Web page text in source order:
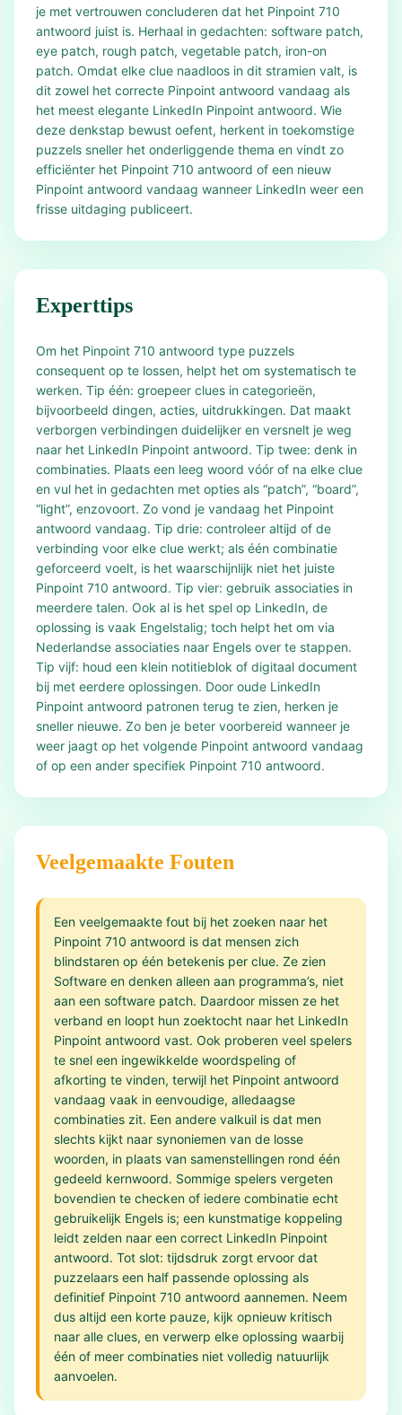
je met vertrouwen concluderen dat het Pinpoint 710
antwoord juist is. Herhaal in gedachten: software patch,
eye patch, rough patch, vegetable patch, iron-on
patch. Omdat elke clue naadloos in dit stramien valt, is
dit zowel het correcte Pinpoint antwoord vandaag als
het meest elegante LinkedIn Pinpoint antwoord. Wie
deze denkstap bewust oefent, herkent in toekomstige
puzzels sneller het onderliggende thema en vindt zo
efficiënter het Pinpoint 710 antwoord of een nieuw
Pinpoint antwoord vandaag wanneer LinkedIn weer een
frisse uitdaging publiceert.
Experttips
Om het Pinpoint 710 antwoord type puzzels
consequent op te lossen, helpt het om systematisch te
werken. Tip één: groepeer clues in categorieën,
bijvoorbeeld dingen, acties, uitdrukkingen. Dat maakt
verborgen verbindingen duidelijker en versnelt je weg
naar het LinkedIn Pinpoint antwoord. Tip twee: denk in
combinaties. Plaats een leeg woord vóór of na elke clue
en vul het in gedachten met opties als “patch”, “board”,
“light”, enzovoort. Zo vond je vandaag het Pinpoint
antwoord vandaag. Tip drie: controleer altijd of de
verbinding voor elke clue werkt; als één combinatie
geforceerd voelt, is het waarschijnlijk niet het juiste
Pinpoint 710 antwoord. Tip vier: gebruik associaties in
meerdere talen. Ook al is het spel op LinkedIn, de
oplossing is vaak Engelstalig; toch helpt het om via
Nederlandse associaties naar Engels over te stappen.
Tip vijf: houd een klein notitieblok of digitaal document
bij met eerdere oplossingen. Door oude LinkedIn
Pinpoint antwoord patronen terug te zien, herken je
sneller nieuwe. Zo ben je beter voorbereid wanneer je
weer jaagt op het volgende Pinpoint antwoord vandaag
of op een ander specifiek Pinpoint 710 antwoord.
Veelgemaakte Fouten
Een veelgemaakte fout bij het zoeken naar het
Pinpoint 710 antwoord is dat mensen zich
blindstaren op één betekenis per clue. Ze zien
Software en denken alleen aan programma’s, niet
aan een software patch. Daardoor missen ze het
verband en loopt hun zoektocht naar het LinkedIn
Pinpoint antwoord vast. Ook proberen veel spelers
te snel een ingewikkelde woordspeling of
afkorting te vinden, terwijl het Pinpoint antwoord
vandaag vaak in eenvoudige, alledaagse
combinaties zit. Een andere valkuil is dat men
slechts kijkt naar synoniemen van de losse
woorden, in plaats van samenstellingen rond één
gedeeld kernwoord. Sommige spelers vergeten
bovendien te checken of iedere combinatie echt
gebruikelijk Engels is; een kunstmatige koppeling
leidt zelden naar een correct LinkedIn Pinpoint
antwoord. Tot slot: tijdsdruk zorgt ervoor dat
puzzelaars een half passende oplossing als
definitief Pinpoint 710 antwoord aannemen. Neem
dus altijd een korte pauze, kijk opnieuw kritisch
naar alle clues, en verwerp elke oplossing waarbij
één of meer combinaties niet volledig natuurlijk
aanvoelen.